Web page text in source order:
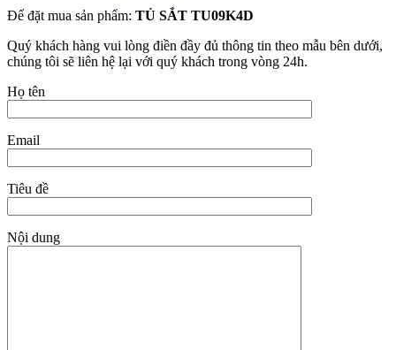
Để đặt mua sản phẩm: TỦ SẮT TU09K4D
Quý khách hàng vui lòng điền đầy đủ thông tin theo mẫu bên dưới,
chúng tôi sẽ liên hệ lại với quý khách trong vòng 24h.
Họ tên
Email
Tiêu đề
Nội dung